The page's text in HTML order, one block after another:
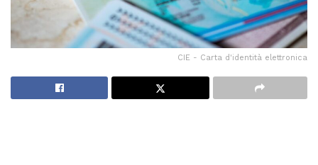
CIE - Carta d'identità elettronica